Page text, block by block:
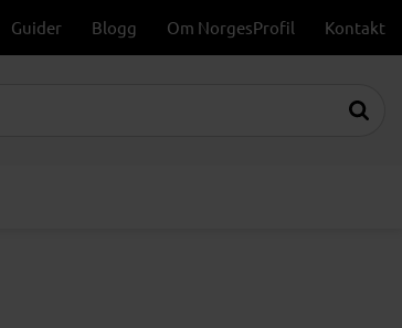
Guider Blogg Om NorgesProfil Kontakt